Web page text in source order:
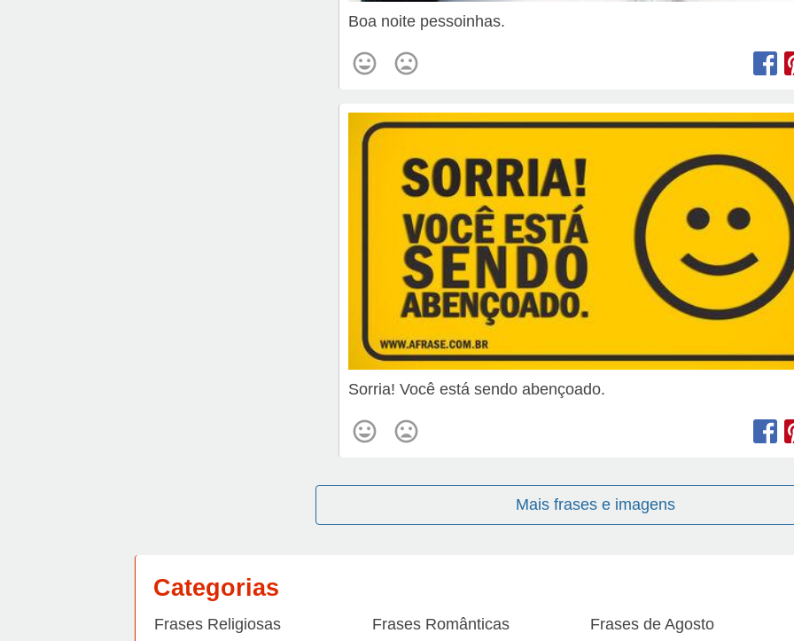
Boa noite pessoinhas.
Sorria! Você está sendo abençoado.
Mais frases e imagens
Categorias
Frases Religiosas Frases Românticas Frases de Agosto